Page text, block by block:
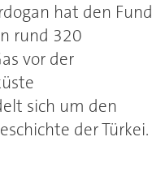
hat den Fund
rund 320
vor der
sich um den
der Türkei.